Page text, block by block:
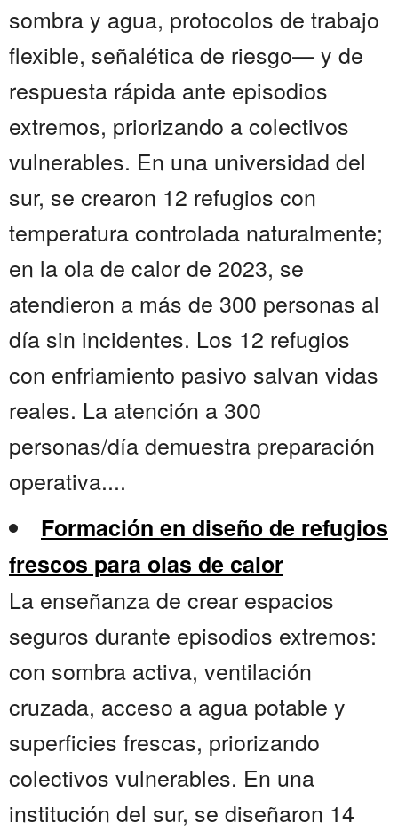
sombra y agua, protocolos de trabajo
flexible, señalética de riesgo— y de
respuesta rápida ante episodios
extremos, priorizando a colectivos
vulnerables. En una universidad del
sur, se crearon 12 refugios con
temperatura controlada naturalmente;
en la ola de calor de 2023, se
atendieron a más de 300 personas al
día sin incidentes. Los 12 refugios
con enfriamiento pasivo salvan vidas
reales. La atención a 300
personas/día demuestra preparación
operativa....
Formación en diseño de refugios
frescos para olas de calor
La enseñanza de crear espacios
seguros durante episodios extremos:
con sombra activa, ventilación
cruzada, acceso a agua potable y
superficies frescas, priorizando
colectivos vulnerables. En una
institución del sur, se diseñaron 14